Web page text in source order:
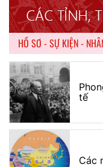
HỒ SƠ - SỰ KIỆN -
tế
Các